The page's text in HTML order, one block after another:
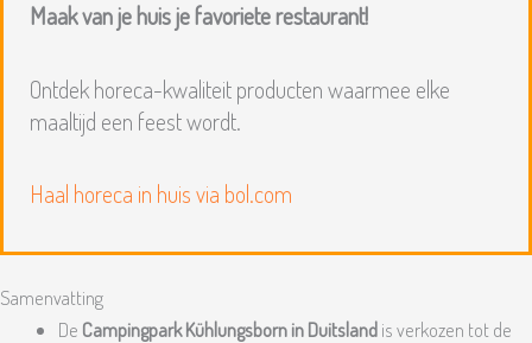
Maak van je huis je favoriete restaurant!
Ontdek horeca-kwaliteit producten waarmee elke
maaltijd een feest wordt.
Haal horeca in huis via bol.com
Samenvatting
De Campingpark Kühlungsborn in Duitslandis verkozen tot de